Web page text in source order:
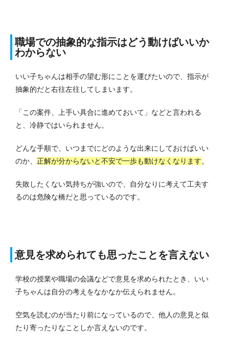
職場での抽象的な指示はどう動けばいいか
わからない
いい子ちゃんは相手の望む形にことを運びたいので、指示が
抽象的だと右往左往してしまいます。
「この案件、上手い具合に進めておいて」などと言われる
と、冷静ではいられません。
どんな手順で、いつまでにどのような出来にしておけばいい
のか、 正解が分からないと不安で一歩も動けなくなります。
失敗したくない気持ちが強いので、自分なりに考えて工夫す
るのは危険な橋だと思っているのです。
意見を求められても思ったことを言えない
学校の授業や職場の会議などで意見を求められたとき、いい
子ちゃんは自分の考えをなかなか伝えられません。
空気を読むのが当たり前になっているので、他人の意見と似
たり寄ったりなことしか言えないのです。